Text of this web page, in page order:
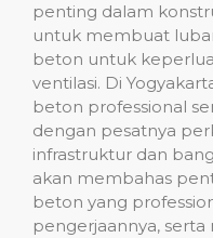
penting dalam
untuk membuat
beton untuk
ventilasi. Di
beton professional
dengan pesatnya
infrastruktur dan
akan membahas
beton yang
pengerjaannya,